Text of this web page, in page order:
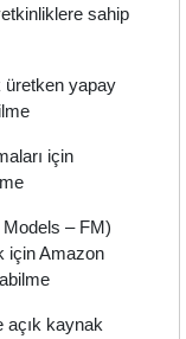
sahip
üretken yapay
için
– FM)
için Amazon
açık kaynak